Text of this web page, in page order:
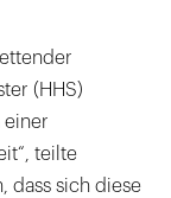
(HHS)
einer
teilte
dass sich diese